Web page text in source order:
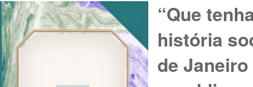
“Que
história
de